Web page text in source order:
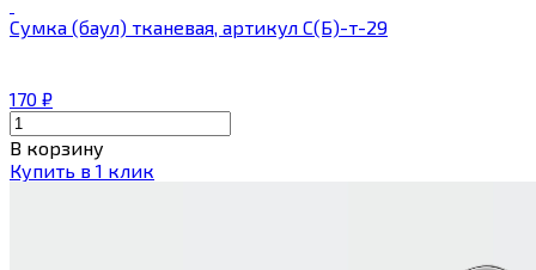
Сумка (баул) тканевая, артикул С(Б)-т-29
170 ₽
В корзину
Купить в 1 клик